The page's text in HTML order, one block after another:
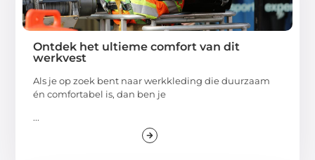
Ontdek het ultieme comfort van dit
werkvest
Als je op zoek bent naar werkkleding die duurzaam
én comfortabel is, dan ben je
...